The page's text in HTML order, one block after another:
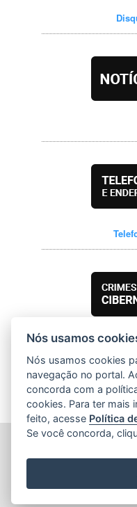
Av. Nossa Senhora
CEP:
Tel.:
Nós usamos
Nós usamos cookies
navegação no portal.
concorda com a
cookies. Para ter mais
feito, acesse Política
Se você concorda,